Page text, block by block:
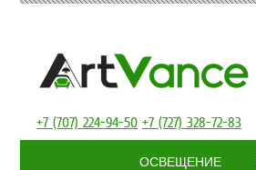
+7 (707) 224-94-50 +7 (727) 328-72-83
ОСВЕЩЕНИЕ